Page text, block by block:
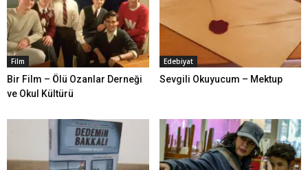
Film
Bir Film – Ölü Ozanlar Derneği
ve Okul Kültürü
Edebiyat
Sevgili Okuyucum – Mektup